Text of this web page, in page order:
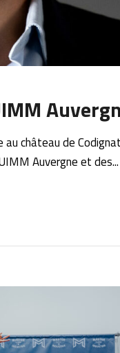
château de
Auvergne et des...